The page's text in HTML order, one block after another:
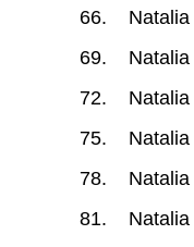
Natalia
Natalia
Natalia
Natalia
Natalia